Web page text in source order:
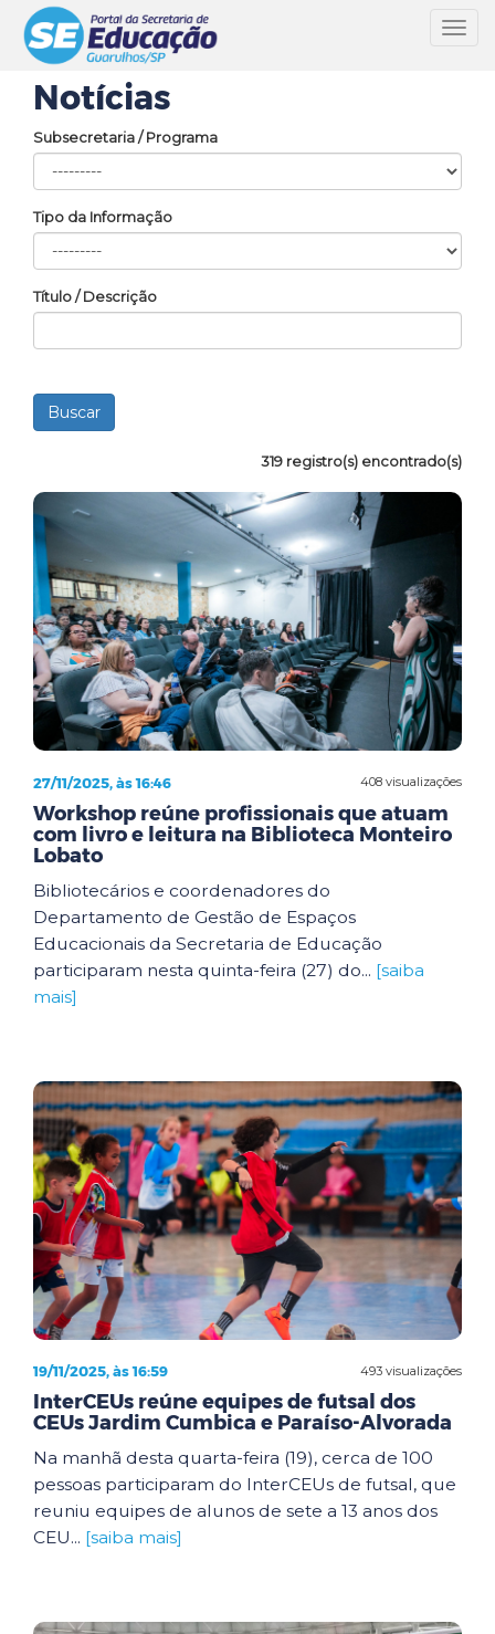
Notícias
Subsecretaria / Programa
Tipo da Informação
Título / Descrição
319 registro(s) encontrado(s)
408 visualizações
27/11/2025, às 16:46
Workshop reúne profissionais que atuam
com livro e leitura na Biblioteca Monteiro
Lobato
Bibliotecários e coordenadores do
Departamento de Gestão de Espaços
Educacionais da Secretaria de Educação
participaram nesta quinta-feira (27) do... [saiba
mais]
493 visualizações
19/11/2025, às 16:59
InterCEUs reúne equipes de futsal dos
CEUs Jardim Cumbica e Paraíso-Alvorada
Na manhã desta quarta-feira (19), cerca de 100
pessoas participaram do InterCEUs de futsal, que
reuniu equipes de alunos de sete a 13 anos dos
CEU... [saiba mais]